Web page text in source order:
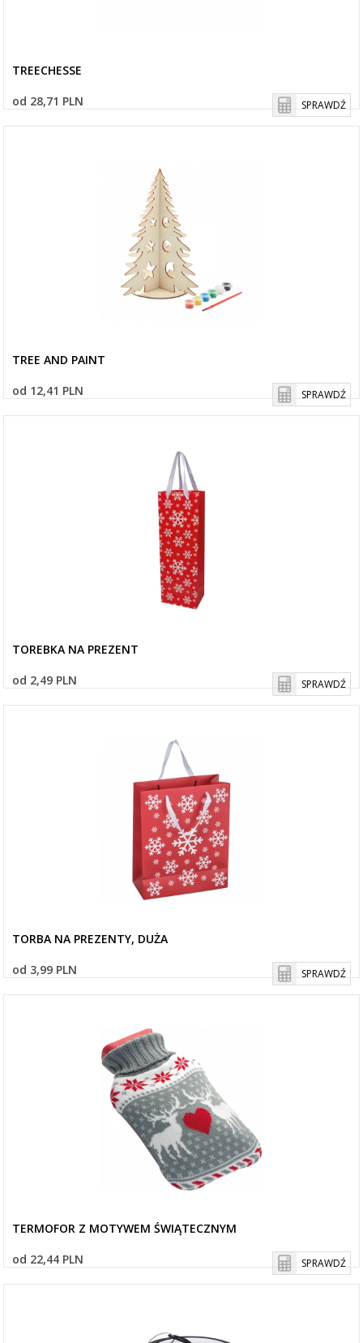
TREECHESSE
od 28,71 PLN
SPRAWDŹ
TREE AND PAINT
od 12,41 PLN
SPRAWDŹ
TOREBKA NA PREZENT
od 2,49 PLN
SPRAWDŹ
TORBA NA PREZENTY, DUŻA
od 3,99 PLN
SPRAWDŹ
TERMOFOR Z MOTYWEM ŚWIĄTECZNYM
od 22,44 PLN
SPRAWDŹ